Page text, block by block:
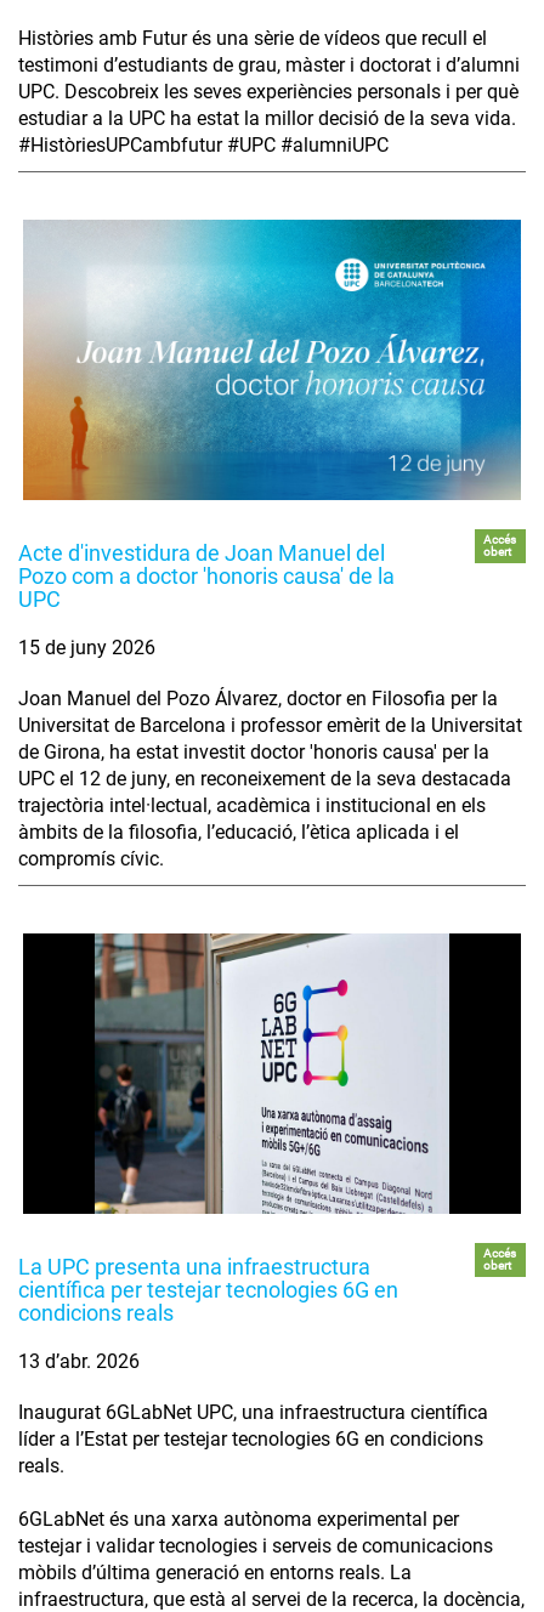
Històries amb Futur és una sèrie de vídeos que recull el
testimoni d’estudiants de grau, màster i doctorat i d’alumni
UPC. Descobreix les seves experiències personals i per què
estudiar a la UPC ha estat la millor decisió de la seva vida.
#HistòriesUPCambfutur #UPC #alumniUPC
Acte d'investidura de Joan Manuel del
Pozo com a doctor 'honoris causa' de la
UPC
Accés
obert
15 de juny 2026
Joan Manuel del Pozo Álvarez, doctor en Filosofia per la
Universitat de Barcelona i professor emèrit de la Universitat
de Girona, ha estat investit doctor 'honoris causa' per la
UPC el 12 de juny, en reconeixement de la seva destacada
trajectòria intel·lectual, acadèmica i institucional en els
àmbits de la filosofia, l’educació, l’ètica aplicada i el
compromís cívic.
La UPC presenta una infraestructura
científica per testejar tecnologies 6G en
condicions reals
Accés
obert
13 d’abr. 2026
Inaugurat 6GLabNet UPC, una infraestructura científica
líder a l’Estat per testejar tecnologies 6G en condicions
reals.
6GLabNet és una xarxa autònoma experimental per
testejar i validar tecnologies i serveis de comunicacions
mòbils d’última generació en entorns reals. La
infraestructura, que està al servei de la recerca, la docència,